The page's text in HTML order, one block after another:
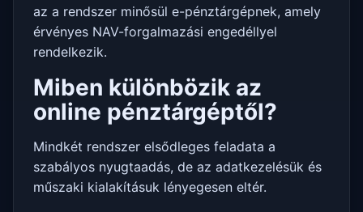
az a rendszer minősül e-pénztárgépnek, amely
érvényes NAV-forgalmazási engedéllyel
rendelkezik.
Miben különbözik az
online pénztárgéptől?
Mindkét rendszer elsődleges feladata a
szabályos nyugtaadás, de az adatkezelésük és
műszaki kialakításuk lényegesen eltér.